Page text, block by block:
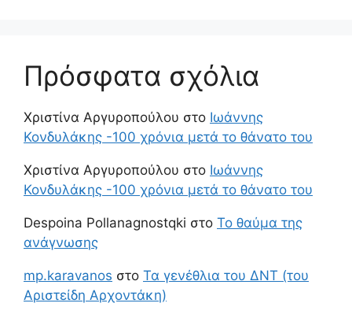
Πρόσφατα σχόλια
Χριστίνα Αργυροπούλου στο Ιωάννης
Κονδυλάκης -100 χρόνια μετά το θάνατο του
Χριστίνα Αργυροπούλου στο Ιωάννης
Κονδυλάκης -100 χρόνια μετά το θάνατο του
Despoina Pollanagnostqki στο Το θαύμα της
ανάγνωσης
mp.karavanos στο Τα γενέθλια του ΔΝΤ (του
Αριστείδη Αρχοντάκη)